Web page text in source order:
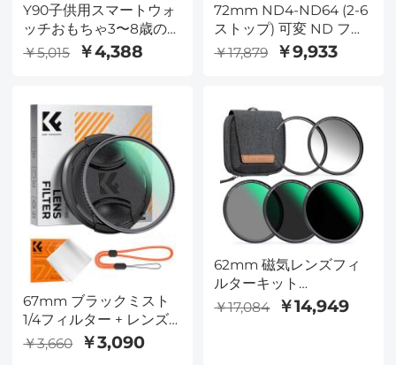
Y90子供用スマートウォ
ッチおもちゃ3〜8歳の女
の子幼児用時計HDデュ
アルカメラピンク子供用
12歳の女の子の誕生日プ
レゼント教育玩具子供の
クリスマスプレゼントブ
ルー
￥5,015 ￥4,388
72mm ND4-ND64 (2-6
ストップ) 可変 ND フィ
ルターと CPL 円偏光フ
ィルター 2 in 1、28 層の
バー、輸入ホワイト ク
ロス Nano-X シリーズ
￥17,879 ￥9,933
67mm ブラックミスト
1/4フィルター + レンズ
キャップ、ミスト シネ
￥3,660 ￥3,090
62mm 磁気レンズフィ
ルターキット
気アダプターリング 5 in
￥17,084 ￥14,949